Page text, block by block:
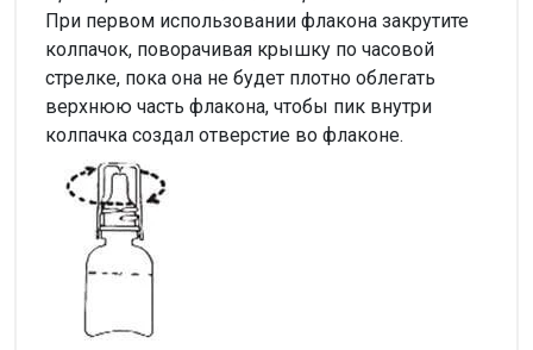
При первом использовании флакона закрутите
колпачок, поворачивая крышку по часовой
стрелке, пока она не будет плотно облегать
верхнюю часть флакона, чтобы пик внутри
колпачка создал отверстие во флаконе.